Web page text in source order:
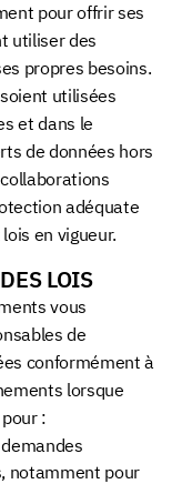
pour offrir ses
utiliser des
propres besoins.
utilisées
et dans le
de données hors
adéquate
en vigueur.
LOIS
vous
de
conformément à
lorsque
:
notamment pour